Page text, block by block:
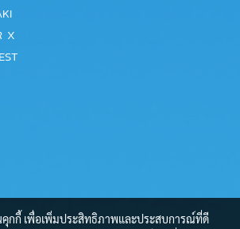
X
คุกกี้ เพื่อเพิ่มประสิทธิภาพและประสบการณ์ที่ดี